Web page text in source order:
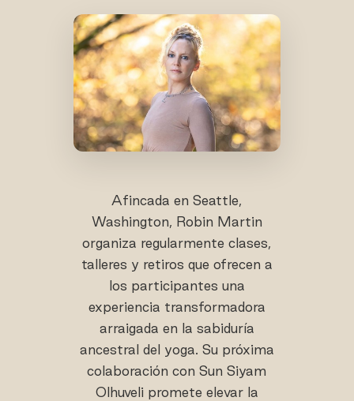
Afincada en Seattle,
Washington, Robin Martin
organiza regularmente clases,
talleres y retiros que ofrecen a
los participantes una
experiencia transformadora
arraigada en la sabiduría
ancestral del yoga. Su próxima
colaboración con Sun Siyam
Olhuveli promete elevar la